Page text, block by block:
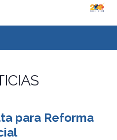
para Reforma